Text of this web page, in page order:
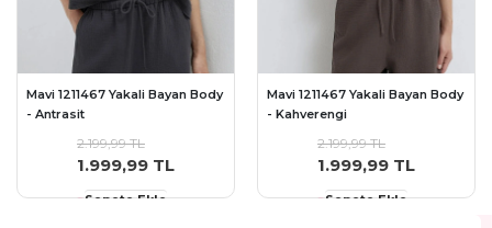
Mavi 1211467 Yakali Bayan Body
- Antrasit
2.199,99 TL
1.999,99 TL
Sepete Ekle
Mavi 1211467 Yakali Bayan Body
- Kahverengi
2.199,99 TL
1.999,99 TL
Sepete Ekle